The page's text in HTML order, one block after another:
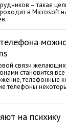
– такая
в Microsoft
связи желающих
становится
телефонные
телефоны
на психику